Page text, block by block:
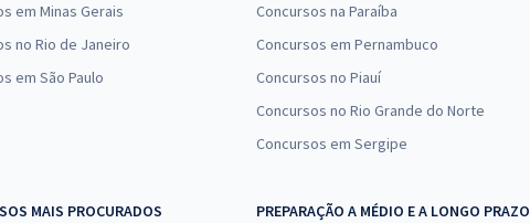
em Minas Gerais
no Rio de Janeiro
em São Paulo
Concursos na Paraíba
Concursos em Pernambuco
Concursos no Piauí
Concursos no Rio Grande do Norte
Concursos em Sergipe
MAIS PROCURADOS
PREPARAÇÃO A MÉDIO E A LONGO PRAZO